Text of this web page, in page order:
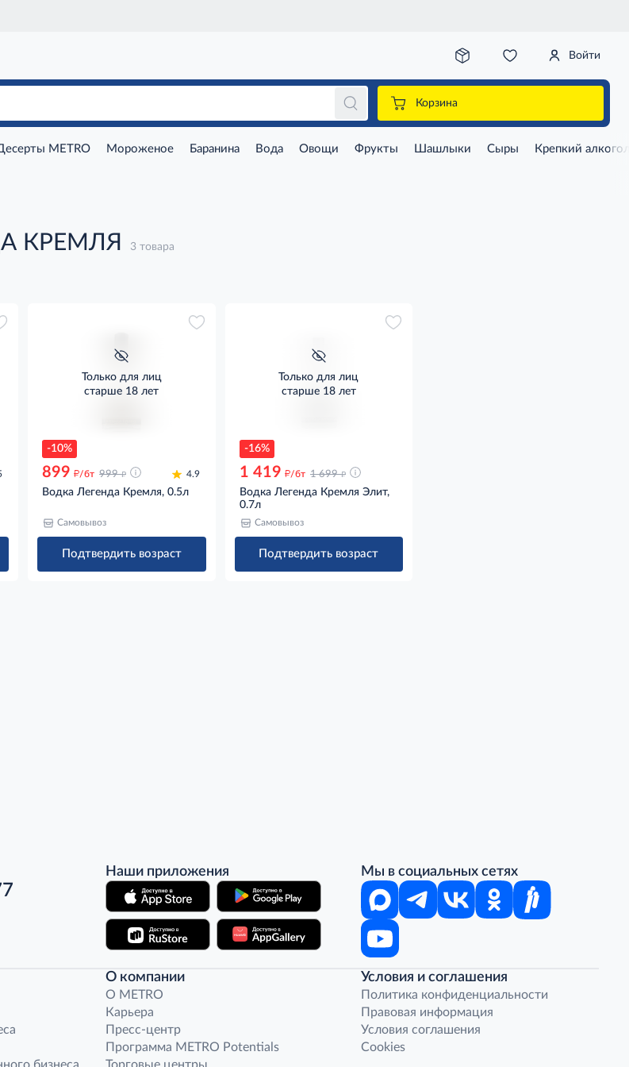
Войти
Корзина
METRO Мороженое Баранина Вода Овощи Фрукты Шашлыки Сыры Крепкий
КРЕМЛЯ 3 товара
-10%
Только для лиц
старше 18 лет
899 д/бт 999 д 4.9
Водка Легенда Кремля, 0.5л
Самовывоз
Подтвердить возраст
-16%
Только для лиц
старше 18 лет
1 419 д/бт 1 699 д
Водка Легенда Кремля Элит,
0.7л
Самовывоз
Подтвердить возраст
Наши приложения Мы в социальных сетях
О компании
O METRO
Карьера
Пресс-центр
Программа METRO Potentials
Условия и соглашения
Политика конфиденциальности
Правовая информация
Условия соглашения
Cookies